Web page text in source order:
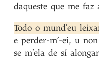
daqueste que me faz
Todo o mund’eu
e perder-m’-ei, u non
se m’ela de sí alongar